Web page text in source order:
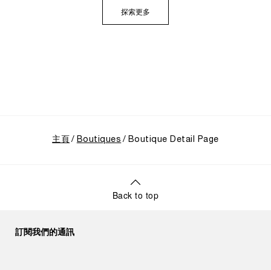
術的神秘面紗，推出首個民用的Luminor系列，並完整呈
探索更多
主頁 Boutiques Boutique Detail Page
Back to top
訂閱我們的通訊